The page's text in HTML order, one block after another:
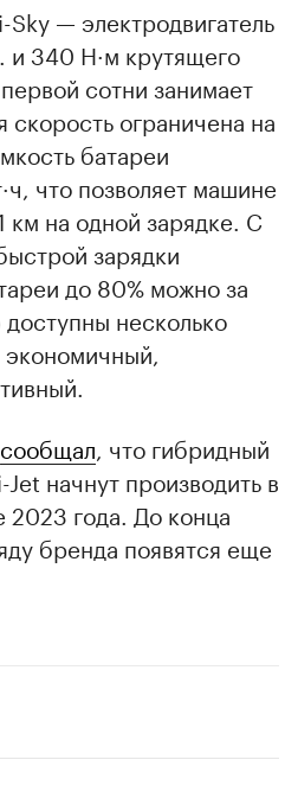
Sky — электродвигатель
340 Н·м крутящего
сотни занимает
ограничена на
батареи
что позволяет машине
км на одной зарядке. С
зарядки
до 80% можно за
несколько
сообщал , что гибридный
начнут производить в
2023 года. До конца
бренда появятся еще